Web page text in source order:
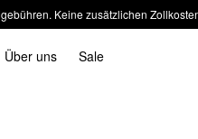
Keine zusätzlichen
Über uns Sale